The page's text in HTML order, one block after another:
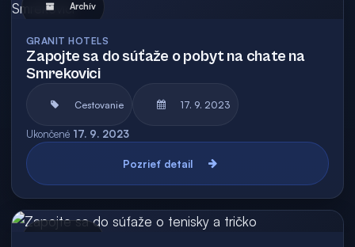
Archív
GRANIT HOTELS
Zapojte sa do súťaže o pobyt na chate na
Smrekovici
Cestovanie 17. 9. 2023
Ukončené 17. 9. 2023
Pozrieť detail